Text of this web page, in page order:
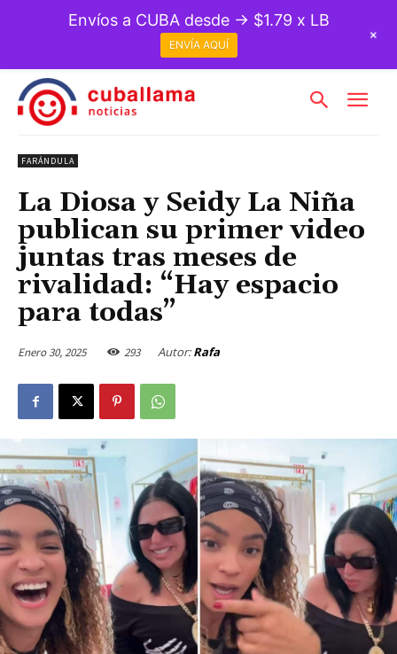
FARÁNDULA
La Diosa y Seidy La Niña
publican su primer video
juntas tras meses de
rivalidad: “Hay espacio
para todas”
Enero 30, 2025 293 Autor: Rafa
Envíos a CUBA desde → $1.79 x LB
ENVÍA AQUÍ
+